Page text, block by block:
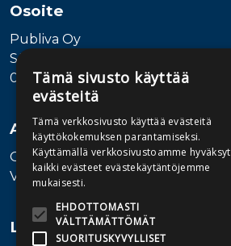
Osoite
Publiva Oy
Sörnäistenkatu 1
00580 Helsinki
Asiakaspalvelu
Ota yhteyttä
Vaihde: 010 345100
Lisätietoa
Tämä sivusto käyttää
evästeitä
Tämä verkkosivusto käyttää evästeitä
käyttökokemuksen parantamiseksi.
Käyttämällä verkkosivustoamme hyväksyt
kaikki evästeet evästekäytäntöjemme
mukaisesti.
EHDOTTOMASTI
VÄLTTÄMÄTTÖMÄT
SUORITUSKYVYLLISET